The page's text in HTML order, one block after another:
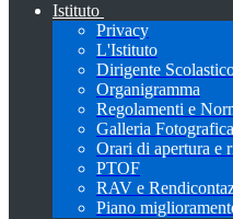
Istituto
Privacy
L'Istituto
Dirigente
Organigramma
Regolamenti e
Galleria Fotografica
Orari di apertura e
PTOF
RAV e
Piano